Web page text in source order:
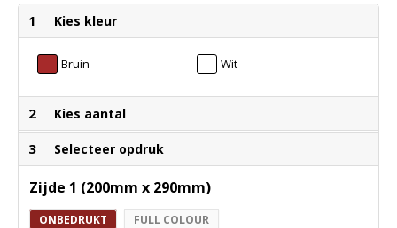
1 Kies kleur
Bruin Wit
2 Kies aantal
3 Selecteer opdruk
Zijde 1 (200mm x 290mm)
ONBEDRUKT FULL COLOUR